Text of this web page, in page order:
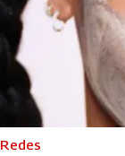
Redes